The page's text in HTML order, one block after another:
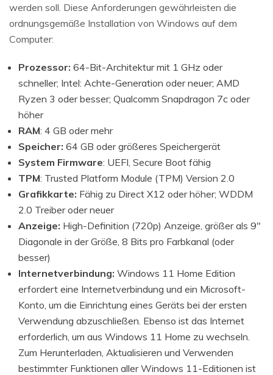
werden soll. Diese Anforderungen gewährleisten die
ordnungsgemäße Installation von Windows auf dem
Computer:
Prozessor: 64-Bit-Architektur mit 1 GHz oder
schneller; Intel: Achte-Generation oder neuer; AMD
Ryzen 3 oder besser; Qualcomm Snapdragon 7c oder
höher
RAM: 4 GB oder mehr
Speicher: 64 GB oder größeres Speichergerät
System Firmware: UEFI, Secure Boot fähig
TPM: Trusted Platform Module (TPM) Version 2.0
Grafikkarte: Fähig zu Direct X12 oder höher; WDDM
2.0 Treiber oder neuer
Anzeige: High-Definition (720p) Anzeige, größer als 9"
Diagonale in der Größe, 8 Bits pro Farbkanal (oder
besser)
Internetverbindung: Windows 11 Home Edition
erfordert eine Internetverbindung und ein Microsoft-
Konto, um die Einrichtung eines Geräts bei der ersten
Verwendung abzuschließen. Ebenso ist das Internet
erforderlich, um aus Windows 11 Home zu wechseln.
Zum Herunterladen, Aktualisieren und Verwenden
bestimmter Funktionen aller Windows 11-Editionen ist